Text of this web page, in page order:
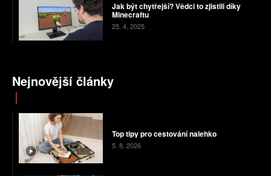
Jak být chytřejší? Vědci to zjistili díky
Minecraftu
25. 4. 2025
Nejnovější články
Top tipy pro cestování nalehko
5. 8. 2026